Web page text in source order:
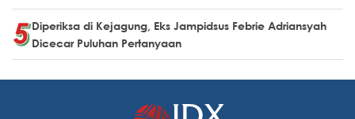
Diperiksa di Kejagung, Eks Jampidsus Febrie Adriansyah
Dicecar Puluhan Pertanyaan